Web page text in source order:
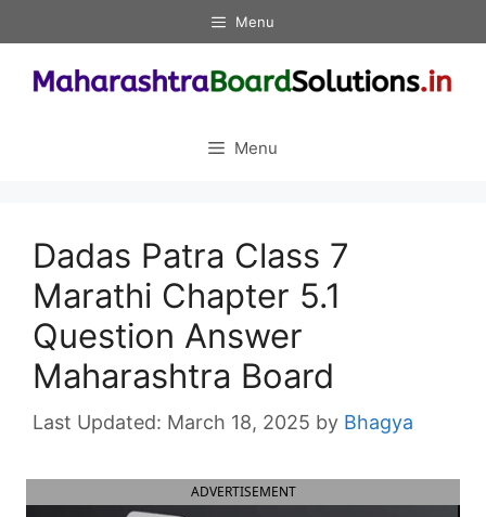
to
content
Menu
Menu
Dadas Patra Class 7
Marathi Chapter 5.1
Question Answer
Maharashtra Board
March 18, 2025 by Bhagya
ADVERTISEMENT